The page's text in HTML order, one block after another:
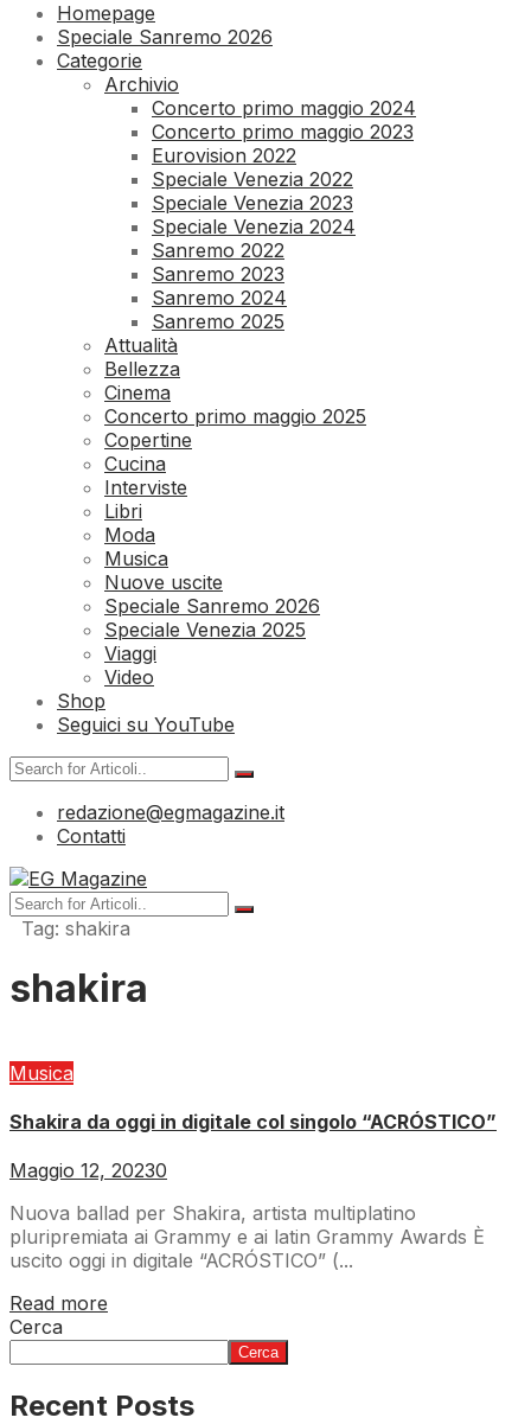
Homepage
Speciale Sanremo 2026
Categorie
Archivio
Concerto primo maggio 2024
Concerto primo maggio 2023
Eurovision 2022
Speciale Venezia 2022
Speciale Venezia 2023
Speciale Venezia 2024
Sanremo 2022
Sanremo 2023
Sanremo 2024
Sanremo 2025
Attualità
Bellezza
Cinema
Concerto primo maggio 2025
Copertine
Cucina
Interviste
Libri
Moda
Musica
Nuove uscite
Speciale Sanremo 2026
Speciale Venezia 2025
Viaggi
Video
Shop
Seguici su YouTube
redazione@egmagazine.it
Contatti
Tag: shakira
shakira
Musica
Shakira da oggi in digitale col singolo “ACRÓSTICO”
Maggio 12, 20230
Nuova ballad per Shakira, artista multiplatino
pluripremiata ai Grammy e ai latin Grammy Awards È
uscito oggi in digitale “ACRÓSTICO” (...
Read more
Cerca
Cerca
Recent Posts